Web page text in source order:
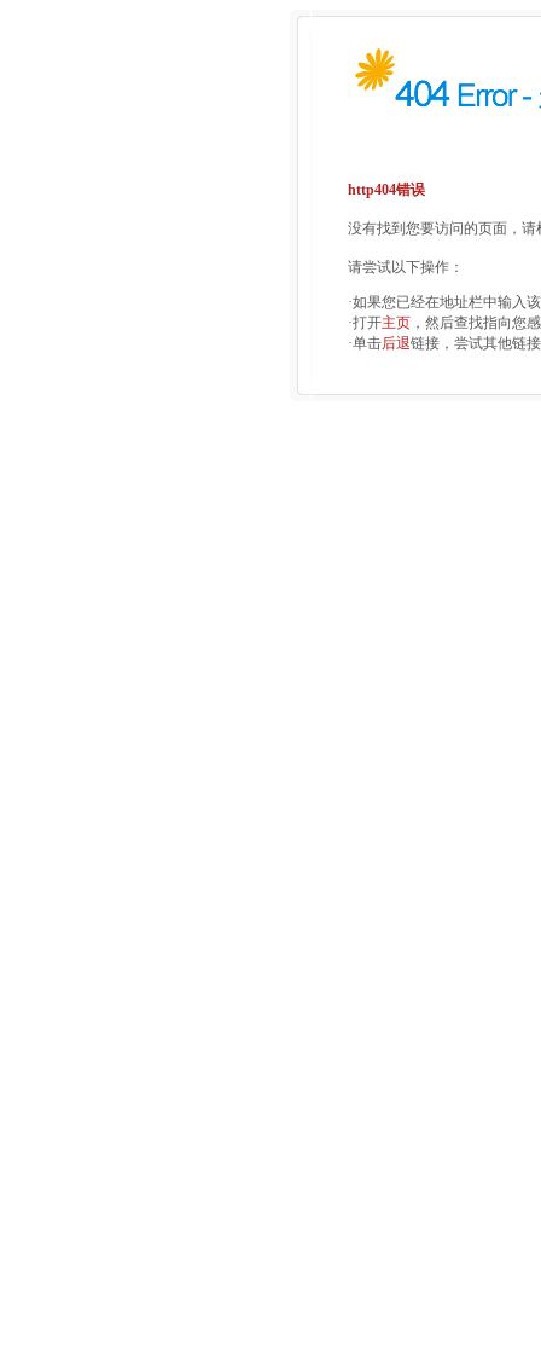
http404错误
没有找到您要访问的页面，
请尝试以下操作：
·如果您已经在地址栏中输入
·打开主页 ，然后查找指向您
·单击后退链接，尝试其他链